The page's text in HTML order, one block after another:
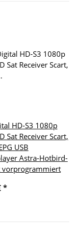
HD-S3 1080p
Sat Receiver Scart,
USB
Astra-Hotbird-
vorprogrammiert
*